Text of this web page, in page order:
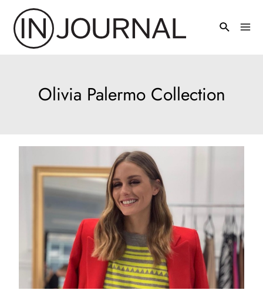
sadržaj
Olivia Palermo Collection